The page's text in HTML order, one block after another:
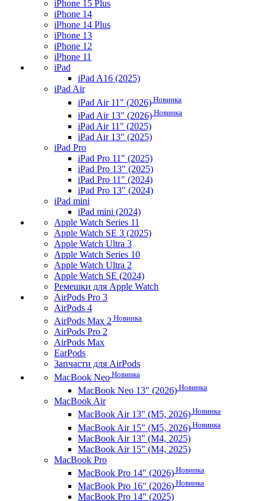
iPhone 15 Plus
iPhone 14
iPhone 14 Plus
iPhone 13
iPhone 12
iPhone 11
iPad
iPad A16 (2025)
iPad Air
iPad Air 11" (2026) Новинка
iPad Air 13" (2026) Новинка
iPad Air 11" (2025)
iPad Air 13" (2025)
iPad Pro
iPad Pro 11" (2025)
iPad Pro 13" (2025)
iPad Pro 11" (2024)
iPad Pro 13" (2024)
iPad mini
iPad mini (2024)
Apple Watch Series 11
Apple Watch SE 3 (2025)
Apple Watch Ultra 3
Apple Watch Series 10
Apple Watch Ultra 2
Apple Watch SE (2024)
Ремешки для Apple Watch
AirPods Pro 3
AirPods 4
AirPods Max 2 Новинка
AirPods Pro 2
AirPods Max
EarPods
Запчасти для AirPods
MacBook Neo Новинка
MacBook Neo 13" (2026) Новинка
MacBook Air
MacBook Air 13" (M5, 2026) Новинка
MacBook Air 15" (M5, 2026) Новинка
MacBook Air 13" (M4, 2025)
MacBook Air 15" (M4, 2025)
MacBook Pro
MacBook Pro 14" (2026) Новинка
MacBook Pro 16" (2026) Новинка
MacBook Pro 14" (2025)